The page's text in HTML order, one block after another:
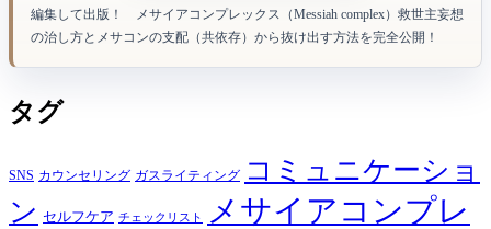
編集して出版！ メサイアコンプレックス（Messiah complex）救世主妄想
の治し方とメサコンの支配（共依存）から抜け出す方法を完全公開！
タグ
SNS カウンセリング ガスライティング コミュニケーショ
ン セルフケア チェックリスト
メサイアコンプレ